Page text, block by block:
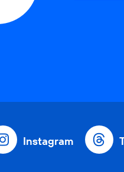
Instagram